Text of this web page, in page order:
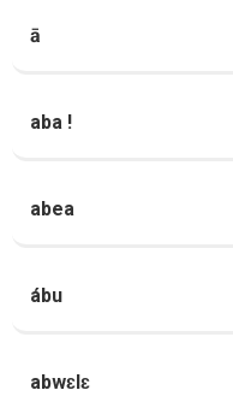
ā
aba !
abea
ábu
abwɛlɛ